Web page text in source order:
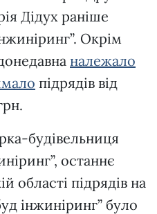
Дідух раніше
Окрім
належало
підрядів від
будiвельниця
останнє
області підрядів на
інжиніринг” було